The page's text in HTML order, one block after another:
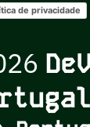
de privacidade